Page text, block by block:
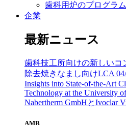
歯科用炉のプログラム
企業
最新ニュース
歯科技工所向けの新しいコ
除去焼きなまし向けLCA
Insights into State-of-the-Art
Technology at the University
Nabertherm GmbHとIvoclar
AMB